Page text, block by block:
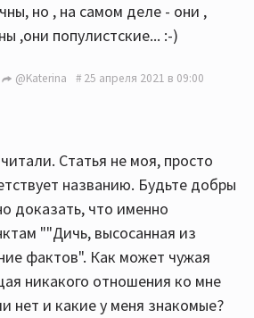
но , на самом деле - они ,
,они популистские... :-)
@Katerina 25 апреля 2021 в 09:00
Статья не моя, просто
названию. Будьте добры
доказать, что именно
""Дичь, высосанная из
фактов". Как может чужая
никакого отношения ко мне
нет и какие у меня знакомые?